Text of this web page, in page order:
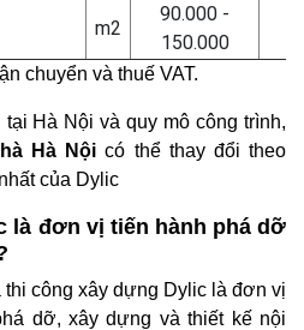
m2
90.000 -
150.000
chuyển và thuế VAT.
Hà Nội và quy mô công trình,
Hà Nộicó thể thay đổi theo
của Dylic
là đơn vị tiến hành phá dỡ
công xây dựng Dylic là đơn vị
dỡ, xây dựng và thiết kế nội